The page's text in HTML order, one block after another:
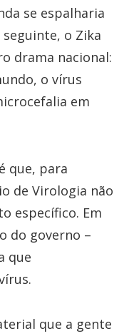
se espalharia
o Zika
drama nacional:
o vírus
em
que, para
de Virologia não
específico. Em
do governo –
que
que a gente